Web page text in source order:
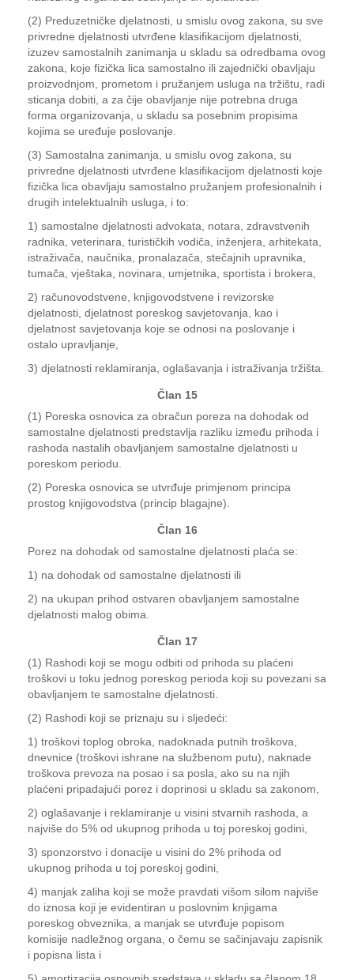
(2) Preduzetničke djelatnosti, u smislu ovog zakona, su sve
privredne djelatnosti utvrđene klasifikacijom djelatnosti,
izuzev samostalnih zanimanja u skladu sa odredbama ovog
zakona, koje fizička lica samostalno ili zajednički obavljaju
proizvodnjom, prometom i pružanjem usluga na tržištu, radi
sticanja dobiti, a za čije obavljanje nije potrebna druga
forma organizovanja, u skladu sa posebnim propisima
kojima se uređuje poslovanje.
(3) Samostalna zanimanja, u smislu ovog zakona, su
privredne djelatnosti utvrđene klasifikacijom djelatnosti koje
fizička lica obavljaju samostalno pružanjem profesionalnih i
drugih intelektualnih usluga, i to:
1) samostalne djelatnosti advokata, notara, zdravstvenih
radnika, veterinara, turističkih vodiča, inženjera, arhitekata,
istraživača, naučnika, pronalazača, stečajnih upravnika,
tumača, vještaka, novinara, umjetnika, sportista i brokera,
2) računovodstvene, knjigovodstvene i revizorske
djelatnosti, djelatnost poreskog savjetovanja, kao i
djelatnost savjetovanja koje se odnosi na poslovanje i
ostalo upravljanje,
3) djelatnosti reklamiranja, oglašavanja i istraživanja tržišta.
Član 15
(1) Poreska osnovica za obračun poreza na dohodak od
samostalne djelatnosti predstavlja razliku između prihoda i
rashoda nastalih obavljanjem samostalne djelatnosti u
poreskom periodu.
(2) Poreska osnovica se utvrđuje primjenom principa
prostog knjigovodstva (princip blagajne).
Član 16
Porez na dohodak od samostalne djelatnosti plaća se:
1) na dohodak od samostalne djelatnosti ili
2) na ukupan prihod ostvaren obavljanjem samostalne
djelatnosti malog obima.
Član 17
(1) Rashodi koji se mogu odbiti od prihoda su plaćeni
troškovi u toku jednog poreskog perioda koji su povezani sa
obavljanjem te samostalne djelatnosti.
(2) Rashodi koji se priznaju su i sljedeći:
1) troškovi toplog obroka, nadoknada putnih troškova,
dnevnice (troškovi ishrane na službenom putu), naknade
troškova prevoza na posao i sa posla, ako su na njih
plaćeni pripadajući porez i doprinosi u skladu sa zakonom,
2) oglašavanje i reklamiranje u visini stvarnih rashoda, a
najviše do 5% od ukupnog prihoda u toj poreskoj godini,
3) sponzorstvo i donacije u visini do 2% prihoda od
ukupnog prihoda u toj poreskoj godini,
4) manjak zaliha koji se može pravdati višom silom najviše
do iznosa koji je evidentiran u poslovnim knjigama
poreskog obveznika, a manjak se utvrđuje popisom
komisije nadležnog organa, o čemu se sačinjavaju zapisnik
i popisna lista i